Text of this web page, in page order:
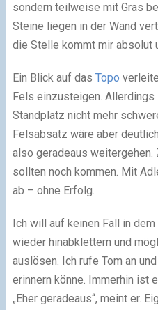
sondern teilweise mit Gras
Steine liegen in der Wand
die Stelle kommt mir absolut
Ein Blick auf das Topo
Fels einzusteigen.
Standplatz nicht mehr
Felsabsatz wäre aber
also geradeaus
sollten noch kommen. Mit
ab – ohne Erfolg.
Ich will auf keinen Fall in
wieder hinabklettern und
auslösen. Ich rufe Tom an
erinnern könne. Immerhin ist
„Eher geradeaus“, meint er.